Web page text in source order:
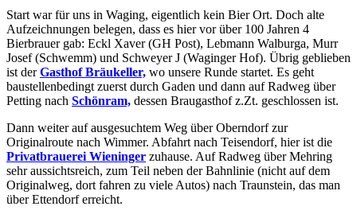
Start war für uns in Waging, eigentlich kein Bier Ort. Doch alte
Aufzeichnungen belegen, dass es hier vor über 100 Jahren 4
Bierbrauer gab: Eckl Xaver (GH Post), Lebmann Walburga, Murr
Josef (Schwemm) und Schweyer J (Waginger Hof). Übrig geblieben
ist derGasthof Bräukeller, wo unsere Runde startet. Es geht
baustellenbedingt zuerst durch Gaden und dann auf Radweg über
Petting nach Schönram, dessen Braugasthof z.Zt. geschlossen ist.
Dann weiter auf ausgesuchtem Weg über Oberndorf zur
Originalroute nach Wimmer. Abfahrt nach Teisendorf, hier ist die
Privatbrauerei Wieninger zuhause. Auf Radweg über Mehring
sehr aussichtsreich, zum Teil neben der Bahnlinie (nicht auf dem
Originalweg, dort fahren zu viele Autos) nach Traunstein, das man
über Ettendorf erreicht.